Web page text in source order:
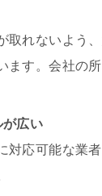
取れないよう
す。会社の
が広い
対応可能な業